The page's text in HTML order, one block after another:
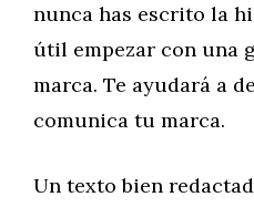
nunca has escrito la
útil empezar con una
marca. Te ayudará a
comunica tu marca.
Un texto bien